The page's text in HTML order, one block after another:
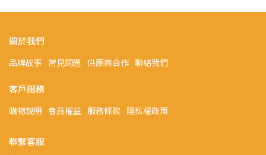
關於我們
品牌故事 常見問題 供應商合作 聯絡我們
客戶服務
購物說明 會員權益 服務條款 隱私權政策
聯繫客服